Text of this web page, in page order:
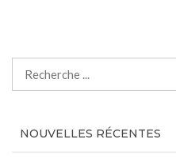
NOUVELLES RÉCENTES